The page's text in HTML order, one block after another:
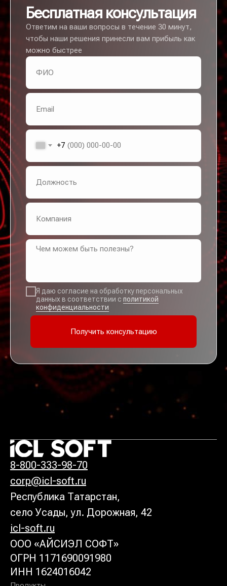
Бесплатная консультация
Ответим на ваши вопросы в течение 30 минут,
чтобы наши решения принесли вам прибыль как
можно быстрее
+7
Я даю согласие на обработку персональных
данных в соответствии с политикой
конфиденциальности
Получить консультацию
8-800-333-98-70
corp@icl-soft.ru
Республика Татарстан,
село Усады, ул. Дорожная, 42
icl-soft.ru
ООО «АЙСИЭЛ СОФТ»
ОГРН 1171690091980
ИНН 1624016042